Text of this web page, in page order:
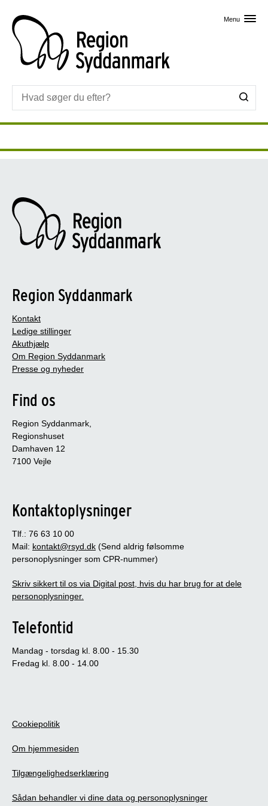
Menu
Region Syddanmark
Kontakt
Ledige stillinger
Akuthjælp
Om Region Syddanmark
Presse og nyheder
Find os
Region Syddanmark,
Regionshuset
Damhaven 12
7100 Vejle
Kontaktoplysninger
Tlf.: 76 63 10 00
Mail: kontakt@rsyd.dk (Send aldrig følsomme
personoplysninger som CPR-nummer)
Skriv sikkert til os via Digital post, hvis du har brug for at dele
personoplysninger.
Telefontid
Mandag - torsdag kl. 8.00 - 15.30
Fredag kl. 8.00 - 14.00
Cookiepolitik
Om hjemmesiden
Tilgængelighedserklæring
Sådan behandler vi dine data og personoplysninger